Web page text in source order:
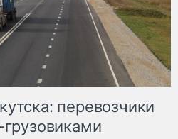
перевозчики